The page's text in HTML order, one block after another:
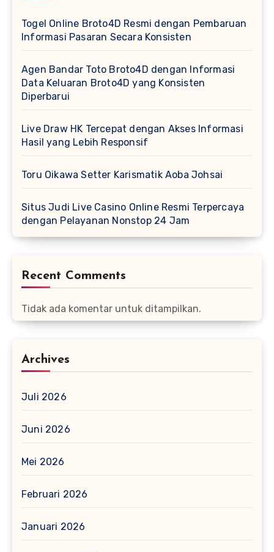
Togel Online Broto4D Resmi dengan Pembaruan
Informasi Pasaran Secara Konsisten
Agen Bandar Toto Broto4D dengan Informasi
Data Keluaran Broto4D yang Konsisten
Diperbarui
Live Draw HK Tercepat dengan Akses Informasi
Hasil yang Lebih Responsif
Toru Oikawa Setter Karismatik Aoba Johsai
Situs Judi Live Casino Online Resmi Terpercaya
dengan Pelayanan Nonstop 24 Jam
Recent Comments
Tidak ada komentar untuk ditampilkan.
Archives
Juli 2026
Juni 2026
Mei 2026
Februari 2026
Januari 2026